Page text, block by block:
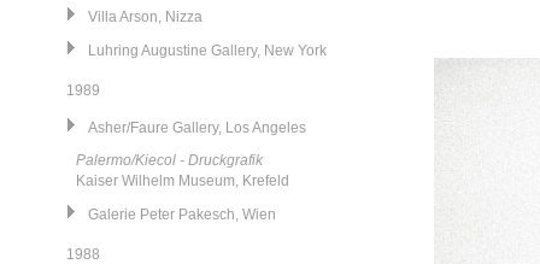
Villa Arson, Nizza
Luhring Augustine Gallery, New York
1989
Asher/Faure Gallery, Los Angeles
Palermo/Kiecol - Druckgrafik
Kaiser Wilhelm Museum, Krefeld
Galerie Peter Pakesch, Wien
1988